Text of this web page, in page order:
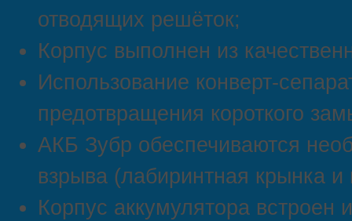
отводящих решёток;
Корпус выполнен из
Использование конверт-
предотвращения короткого
АКБ Зубр обеспечиваются
взрыва (лабиринтная крынка и
Корпус аккумулятора встроен